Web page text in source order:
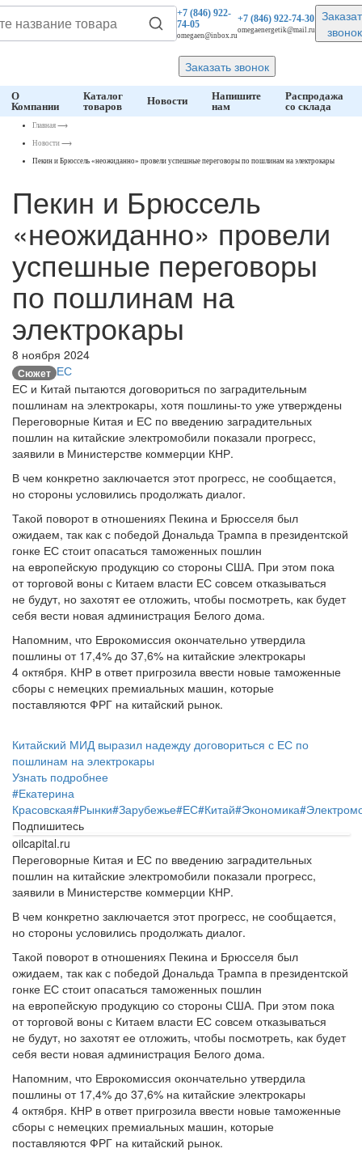
+7 (846)922-
74-05
omegaen@inbox.ru
+7 (846)922-74-30
omegaenergetik@mail.ru
звонок
Заказать звонок
О
Компании
Каталог
товаров
Новости
Напишите
нам
Распродажа
со склада
Главная ⟶
Новости ⟶
Пекин и Брюссель «неожиданно» провели успешные переговоры по пошлинам на электрокары
Пекин и Брюссель
«неожиданно» провели
успешные переговоры
по пошлинам на
электрокары
8 ноября 2024
Сюжет ЕС
ЕС и Китай пытаются договориться по заградительным
пошлинам на электрокары, хотя пошлины-то уже утверждены
Переговорные Китая и ЕС по введению заградительных
пошлин на китайские электромобили показали прогресс,
заявили в Министерстве коммерции КНР.
В чем конкретно заключается этот прогресс, не сообщается,
но стороны условились продолжать диалог.
Такой поворот в отношениях Пекина и Брюсселя был
ожидаем, так как с победой Дональда Трампа в президентской
гонке ЕС стоит опасаться таможенных пошлин
на европейскую продукцию со стороны США. При этом пока
от торговой воны с Китаем власти ЕС совсем отказываться
не будут, но захотят ее отложить, чтобы посмотреть, как будет
себя вести новая администрация Белого дома.
Напомним, что Еврокомиссия окончательно утвердила
пошлины от 17,4% до 37,6% на китайские электрокары
4 октября. КНР в ответ пригрозила ввести новые таможенные
сборы с немецких премиальных машин, которые
поставляются ФРГ на китайский рынок.
Китайский МИД выразил надежду договориться с ЕС по
пошлинам на электрокары
Узнать подробнее
#Екатерина
Красовская#Рынки#Зарубежье#ЕС#Китай#Экономика#
Подпишитесь
oilcapital.ru
Переговорные Китая и ЕС по введению заградительных
пошлин на китайские электромобили показали прогресс,
заявили в Министерстве коммерции КНР.
В чем конкретно заключается этот прогресс, не сообщается,
но стороны условились продолжать диалог.
Такой поворот в отношениях Пекина и Брюсселя был
ожидаем, так как с победой Дональда Трампа в президентской
гонке ЕС стоит опасаться таможенных пошлин
на европейскую продукцию со стороны США. При этом пока
от торговой воны с Китаем власти ЕС совсем отказываться
не будут, но захотят ее отложить, чтобы посмотреть, как будет
себя вести новая администрация Белого дома.
Напомним, что Еврокомиссия окончательно утвердила
пошлины от 17,4% до 37,6% на китайские электрокары
4 октября. КНР в ответ пригрозила ввести новые таможенные
сборы с немецких премиальных машин, которые
поставляются ФРГ на китайский рынок.